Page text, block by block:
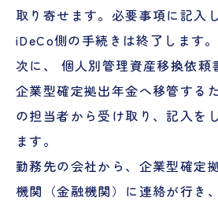
取り寄せます。必要事項に記入
iDeCo側の手続きは終了します。
次に、 個人別管理資産移換依頼
企業型確定拠出年金へ移管する
の担当者から受け取り、記入を
ます。
勤務先の会社から、企業型確定
機関（金融機関）に連絡が行き